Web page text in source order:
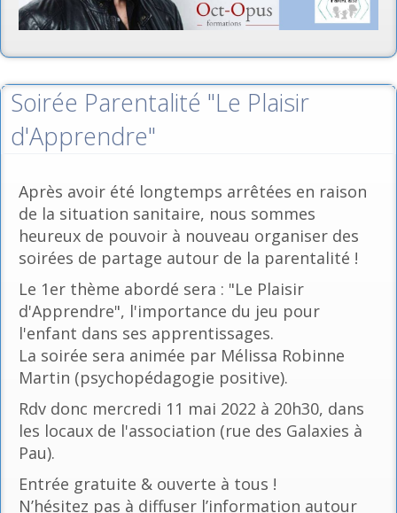
Soirée Parentalité "Le Plaisir
d'Apprendre"
Après avoir été longtemps arrêtées en raison
de la situation sanitaire, nous sommes
heureux de pouvoir à nouveau organiser des
soirées de partage autour de la parentalité !
Le 1er thème abordé sera : "Le Plaisir
d'Apprendre", l'importance du jeu pour
l'enfant dans ses apprentissages.
La soirée sera animée par Mélissa Robinne
Martin (psychopédagogie positive).
Rdv donc mercredi 11 mai 2022 à 20h30, dans
les locaux de l'association (rue des Galaxies à
Pau).
Entrée gratuite & ouverte à tous !
N’hésitez pas à diffuser l’information autour